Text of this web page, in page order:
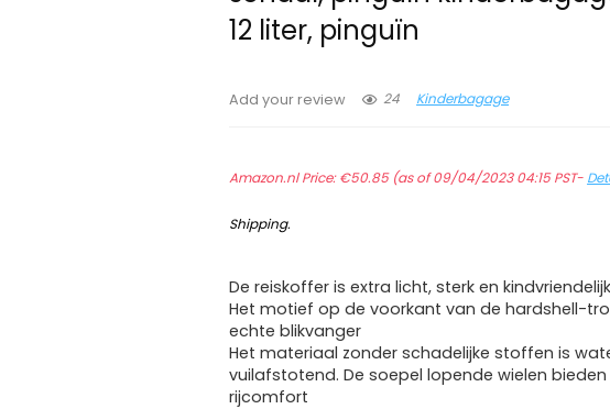
12 liter, pinguïn
Add your review 24 Kinderbagage
Amazon.nl Price:€50.85(as of 09/04/2023 04:15 PST-
Shipping.
De reiskoffer is extra licht, sterk en
Het motief op de voorkant van de hardshell-
echte blikvanger
Het materiaal zonder schadelijke stoffen is
vuilafstotend. De soepel lopende wielen
rijcomfort